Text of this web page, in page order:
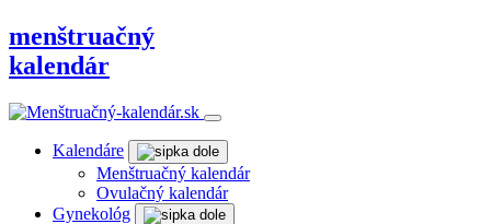
menštruačný
kalendár
Kalendáre
Menštruačný kalendár
Ovulačný kalendár
Gynekológ